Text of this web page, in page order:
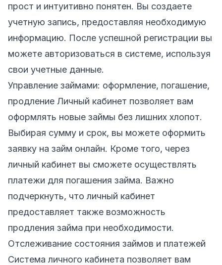
прост и интуитивно понятен. Вы создаете
учетную запись, предоставляя необходимую
информацию. После успешной регистрации вы
можете авторизоваться в системе, используя
свои учетные данные.
Управление займами: оформление, погашение,
продление Личный кабинет позволяет вам
оформлять новые займы без лишних хлопот.
Выбирая сумму и срок, вы можете оформить
заявку на займ онлайн. Кроме того, через
личный кабинет вы сможете осуществлять
платежи для погашения займа. Важно
подчеркнуть, что личный кабинет
предоставляет также возможность
продления займа при необходимости.
Отслеживание состояния займов и платежей
Система личного кабинета позволяет вам